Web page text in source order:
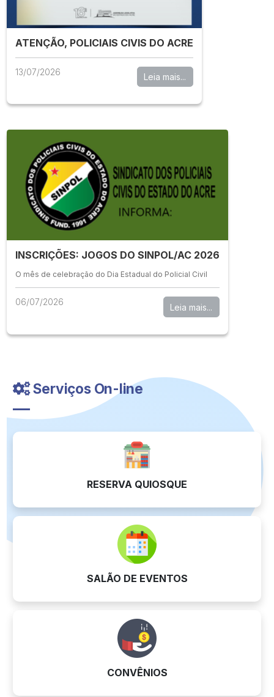
ATENÇÃO, POLICIAIS CIVIS DO ACRE
13/07/2026 Leia mais...
INSCRIÇÕES: JOGOS DO SINPOL/AC 2026
O mês de celebração do Dia Estadual do Policial Civil
06/07/2026 Leia mais...
Serviços On-line
RESERVA QUIOSQUE
SALÃO DE EVENTOS
CONVÊNIOS